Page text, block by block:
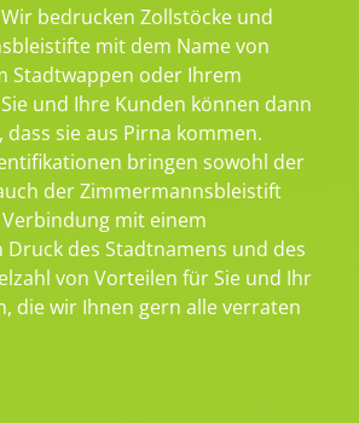
bedrucken Zollstöcke und
mit dem Name von
Stadtwappen oder Ihrem
und Ihre Kunden können dann
dass sie aus Pirna kommen.
bringen sowohl der
der Zimmermannsbleistift
mit einem
des Stadtnamens und des
von Vorteilen für Sie und Ihr
die wir Ihnen gern alle verraten